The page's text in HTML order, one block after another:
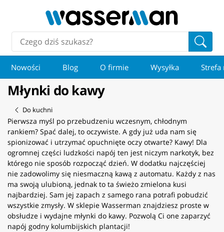
Nowości Blog O firmie Wysyłka Strefa
Młynki do kawy
Do kuchni
Pierwsza myśl po przebudzeniu wczesnym, chłodnym
rankiem? Spać dalej, to oczywiste. A gdy już uda nam się
spionizować i utrzymać opuchnięte oczy otwarte? Kawy! Dla
ogromnej części ludzkości napój ten jest niczym narkotyk, bez
którego nie sposób rozpocząć dzień. W dodatku najczęściej
nie zadowolimy się niesmaczną kawą z automatu. Każdy z nas
ma swoją ulubioną, jednak to ta świeżo zmielona kusi
najbardziej. Sam jej zapach z samego rana potrafi pobudzić
wszystkie zmysły. W sklepie Wasserman znajdziesz proste w
obsłudze i wydajne młynki do kawy. Pozwolą Ci one zaparzyć
napój godny kolumbijskich plantacji!